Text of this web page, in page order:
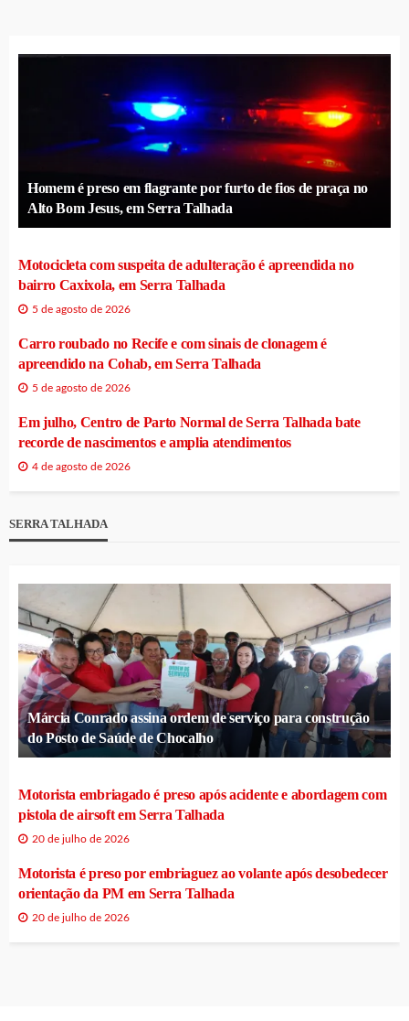
Homem é preso em flagrante por furto de fios de praça no
Alto Bom Jesus, em Serra Talhada
Motocicleta com suspeita de adulteração é apreendida no
bairro Caxixola, em Serra Talhada
5 de agosto de 2026
Carro roubado no Recife e com sinais de clonagem é
apreendido na Cohab, em Serra Talhada
5 de agosto de 2026
Em julho, Centro de Parto Normal de Serra Talhada bate
recorde de nascimentos e amplia atendimentos
4 de agosto de 2026
SERRA TALHADA
Márcia Conrado assina ordem de serviço para construção
do Posto de Saúde de Chocalho
Motorista embriagado é preso após acidente e abordagem com
pistola de airsoft em Serra Talhada
20 de julho de 2026
Motorista é preso por embriaguez ao volante após desobedecer
orientação da PM em Serra Talhada
20 de julho de 2026